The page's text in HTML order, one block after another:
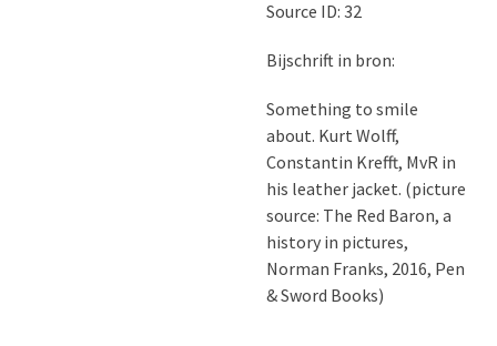
Source ID: 32
Bijschrift in bron:
Something to smile
about. Kurt Wolff,
Constantin Krefft, MvR in
his leather jacket. (picture
source: The Red Baron, a
history in pictures,
Norman Franks, 2016, Pen
& Sword Books)